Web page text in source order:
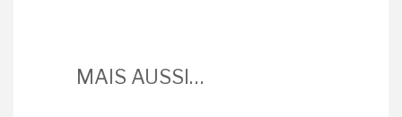
MAIS AUSSI…